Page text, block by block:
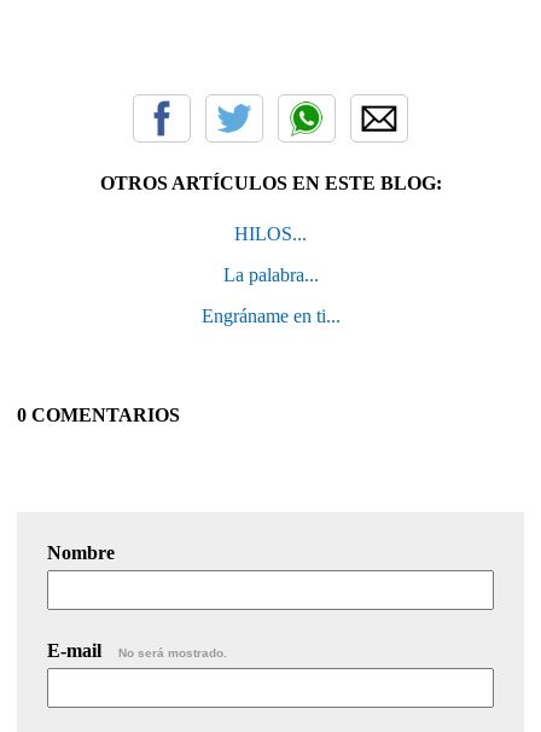
OTROS ARTÍCULOS EN ESTE BLOG:
HILOS...
La palabra...
Engráname en ti...
0 COMENTARIOS
Nombre
E-mail No será mostrado.